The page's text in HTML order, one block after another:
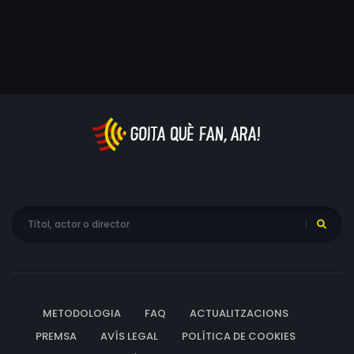
METODOLOGIA FAQ
ACTUALITZACIONS
PREMSA
AVÍS LEGAL
POLÍTICA DE COOKIES